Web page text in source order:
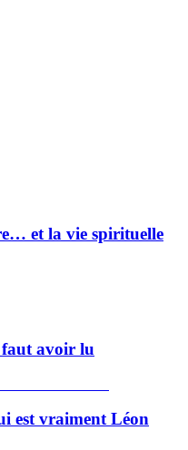
et la vie spirituelle
avoir lu
est vraiment Léon